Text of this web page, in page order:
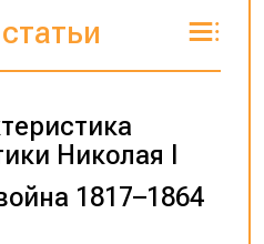
Николая I
1817–1864